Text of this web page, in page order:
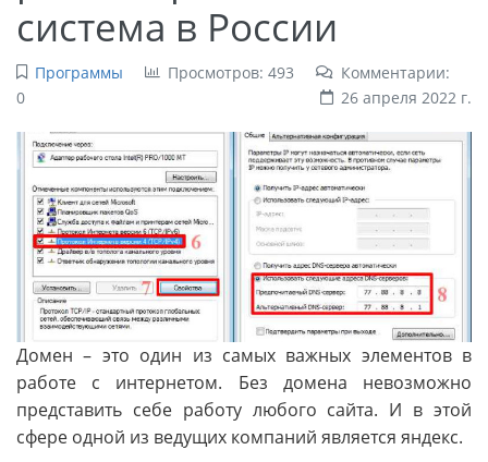
система в России
Программы Просмотров: 493
Комментарии:
0
26 апреля 2022 г.
Домен – это один из самых важных элементов в
работе с интернетом. Без домена невозможно
представить себе работу любого сайта. И в этой
сфере одной из ведущих компаний является яндекс.